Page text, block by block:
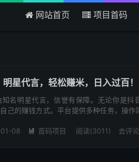
网站首页 项目首码
星代言，轻松赚米，日入过百！
名明星代言，信誉有保障。无论你是抖
己的赚钱方式。平台提供多种任务，操作
08  首码项目 阅读(3011) 去评论
欢迎来到吾爱首